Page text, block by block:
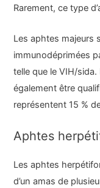
Rarement, ce type
Les aphtes majeurs
immunodéprimées
telle que le VIH/
également être
représentent 15 %
Aphtes
Les aphtes
d’un amas de